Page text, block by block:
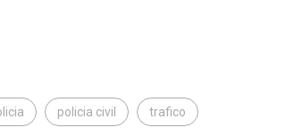
policia civil trafico